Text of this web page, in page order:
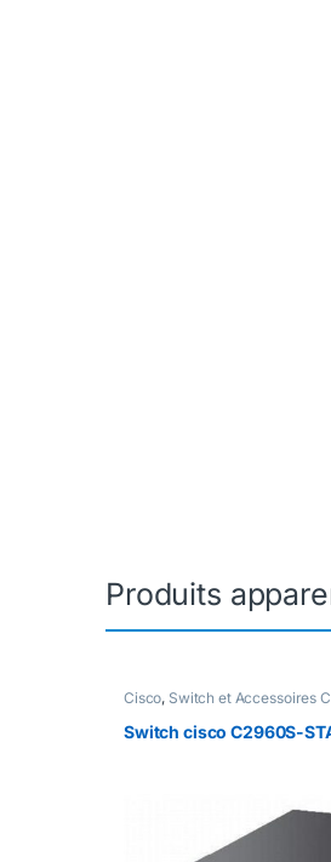
Produits
Cisco, Switch et Accessoires
Switch cisco C2960S-